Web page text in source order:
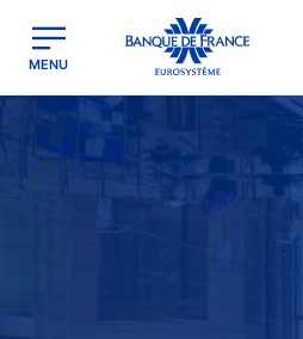
Banque de France - Menu Principal
MENU
Image